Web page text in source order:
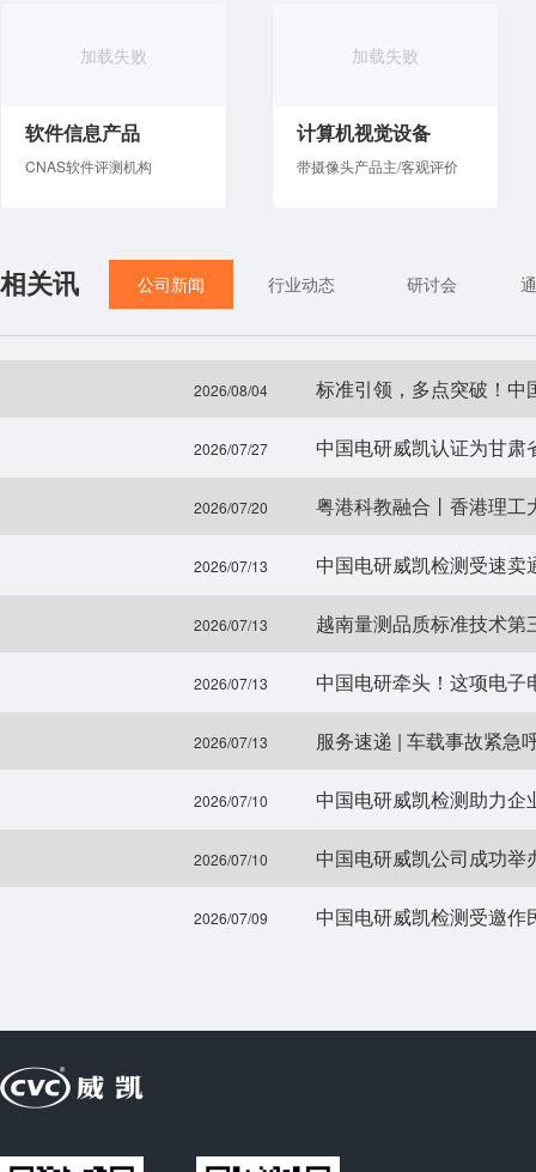
加载失败
软件信息产品
CNAS软件评测机构
加载失败
计算机视觉设备
带摄像头产品主/客观评价
相关讯 公司新闻 行业动态 研讨会
2026/08/04 标准引领，多点突破！中
2026/07/27 中国电研威凯认证为甘
2026/07/20 粤港科教融合丨香港理工
2026/07/13 中国电研威凯检测受速
2026/07/13 越南量测品质标准技术
2026/07/13 中国电研牵头！这项电
2026/07/13 服务速递 | 车载事故紧急
2026/07/10 中国电研威凯检测助力
2026/07/10
2026/07/09 中国电研威凯检测受邀